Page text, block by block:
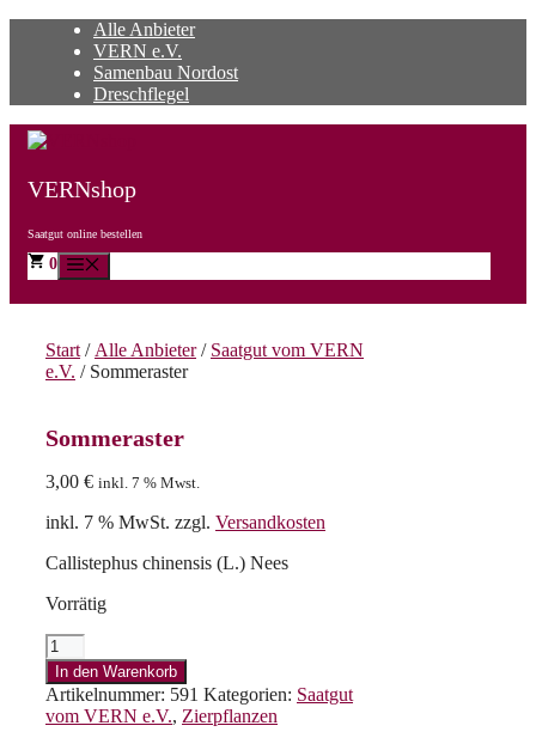
Alle Anbieter
VERN e.V.
Samenbau Nordost
Dreschflegel
VERNshop
Saatgut online bestellen
0
Start / Alle Anbieter/ Saatgut vom VERN
e.V. / Sommeraster
Sommeraster
3,00 € inkl. 7 % Mwst.
inkl. 7 % MwSt. zzgl. Versandkosten
Callistephus chinensis (L.) Nees
Vorrätig
Sommeraster
Menge
In den Warenkorb
Artikelnummer: 591 Kategorien: Saatgut
vom VERN e.V., Zierpflanzen